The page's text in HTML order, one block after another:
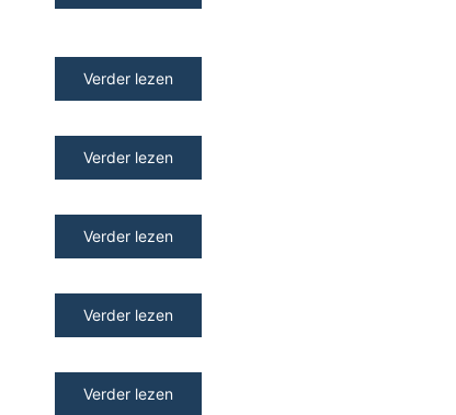
Verder lezen
Verder lezen
Verder lezen
Verder lezen
Verder lezen